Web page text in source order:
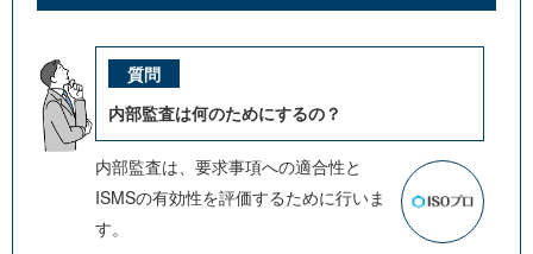
内部監査は何のためにするの？
内部監査は、要求事項への適合性と
ISMSの有効性を評価するために行いま
す。